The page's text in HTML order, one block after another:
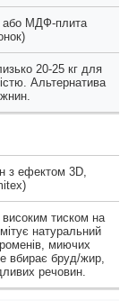
або МДФ-плита
20-25 кг для
Альтернатива
з ефектом 3D,
тиском на
натуральний
миючих
вбирає бруд/жир,
речовин.